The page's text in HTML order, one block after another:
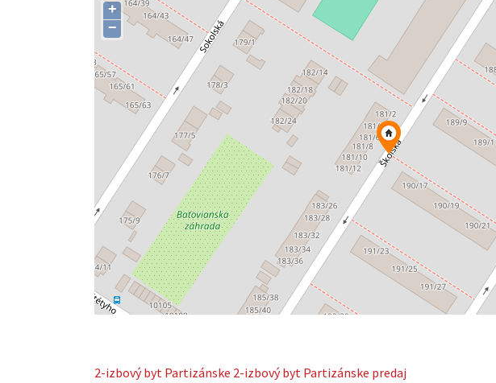
+
−
2-izbový byt Partizánske 2-izbový byt Partizánske predaj